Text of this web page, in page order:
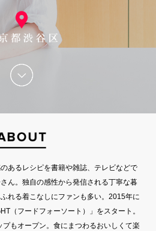
あるレシピを書籍や雑誌、テレビなどで
ん。独自の感性から発信される丁寧な暮
れる着こなしにファンも多い。2015年に
（フードフォーソート）」をスタート。
もオープン。食にまつわるおいしくて楽